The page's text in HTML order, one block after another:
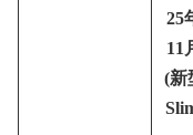
25
11
(新